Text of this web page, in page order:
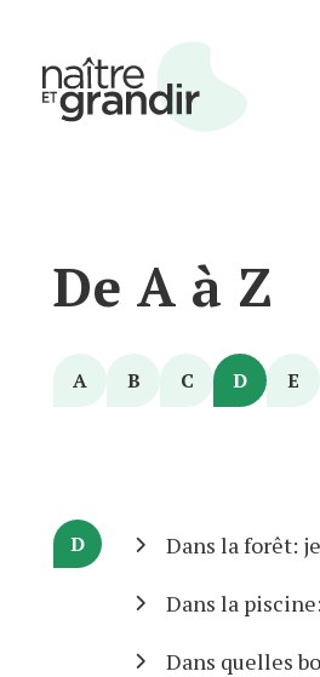
De A à Z
A B C D E
D
Dans la forêt:
Dans la
Dans quelles